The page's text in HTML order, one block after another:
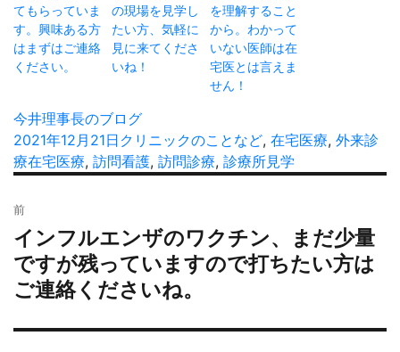
てもらっていま
す。興味ある方
はまずはご連絡
ください。
の現場を見学し
たい方、気軽に
見に来てくださ
いね！
を理解すること
から。わかって
いない医師は在
宅医とは言えま
せん！
投
稿
者
今井理事長のブログ
投
稿
2021年12月21日 カ
テ
クリニックのことなど, 在宅医療, 外来診
療タ
在宅医療, 訪問看護, 訪問診療, 診療所見学
稿
ナ
ビ
ゲ
シ
前
過
去
の
投
インフルエンザのワクチン、まだ少量
ですが残っていますので打ちたい方は
ご連絡くださいね。